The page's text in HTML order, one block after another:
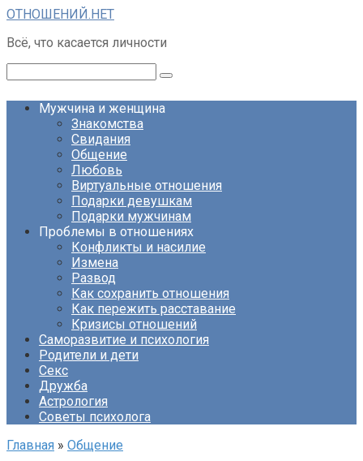
Перейти
контенту
ОТНОШЕНИЙ.НЕТ
Всё, что касается личности
Мужчина и женщина
Знакомства
Свидания
Общение
Любовь
Виртуальные отношения
Подарки девушкам
Подарки мужчинам
Проблемы в отношениях
Конфликты и насилие
Измена
Развод
Как сохранить отношения
Как пережить расставание
Кризисы отношений
Саморазвитие и психология
Родители и дети
Секс
Дружба
Астрология
Советы психолога
Главная » Общение